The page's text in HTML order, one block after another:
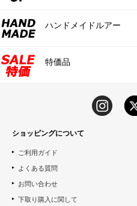
ハンドメイドルアー
特価品
ショッピングについて
ご利用ガイド
よくある質問
お問い合わせ
下取り購入に関して